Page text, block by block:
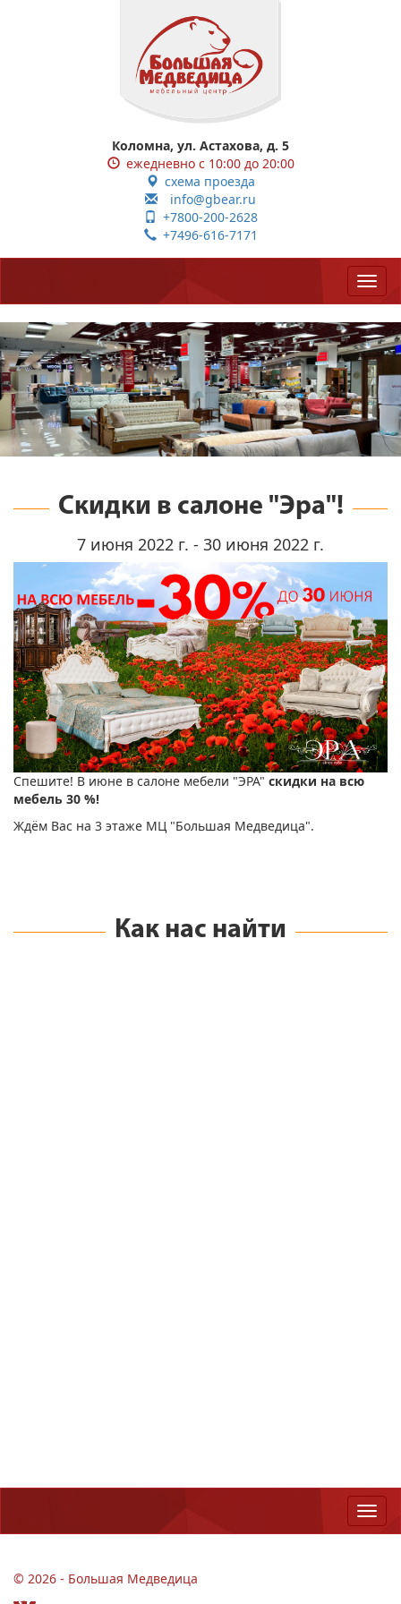
Коломна, ул. Астахова, д. 5
ежедневно с 10:00 до 20:00
схема проезда
info@gbear.ru
+7800-200-2628
+7496-616-7171
Скидки в салоне "Эра"!
7 июня 2022 г. - 30 июня 2022 г.
Спешите! В июне в салоне мебели "ЭРА" скидки на всю
мебель 30 %!
Ждём Вас на 3 этаже МЦ "Большая Медведица".
Как нас найти
© 2026 - Большая Медведица